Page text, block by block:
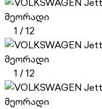
მეორადი
1 /12
მეორადი
1 /12
მეორადი